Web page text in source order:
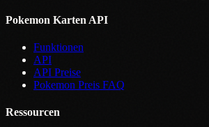
Pokemon Karten API
Funktionen
API
API Preise
Pokemon Preis FAQ
Ressourcen